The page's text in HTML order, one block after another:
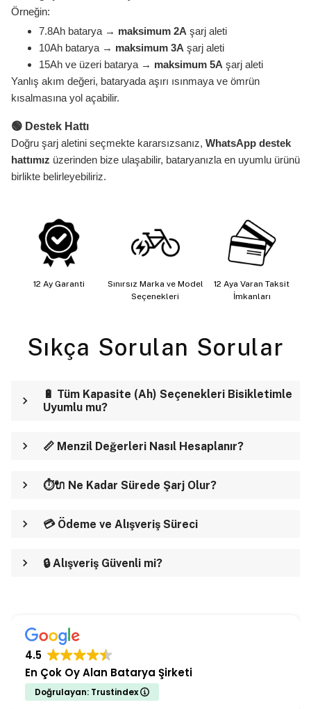
Örneğin:
7.8Ah batarya → maksimum 2A şarj aleti
10Ah batarya → maksimum 3A şarj aleti
15Ah ve üzeri batarya → maksimum 5A şarj aleti
Yanlış akım değeri, bataryada aşırı ısınmaya ve ömrün
kısalmasına yol açabilir.
🟢 Destek Hattı
Doğru şarj aletini seçmekte kararsızsanız, WhatsApp destek
hattımız üzerinden bize ulaşabilir, bataryanızla en uyumlu ürünü
birlikte belirleyebiliriz.
12 Ay Garanti
Sınırsız Marka ve Model
Seçenekleri
12 Aya Varan Taksit
İmkanları
Sıkça Sorulan Sorular
🔋 Tüm Kapasite (Ah) Seçenekleri Bisikletimle
Uyumlu mu?
📏 Menzil Değerleri Nasıl Hesaplanır?
⏱️🔌 Ne Kadar Sürede Şarj Olur?
💳 Ödeme ve Alışveriş Süreci
🔒 Alışveriş Güvenli mi?